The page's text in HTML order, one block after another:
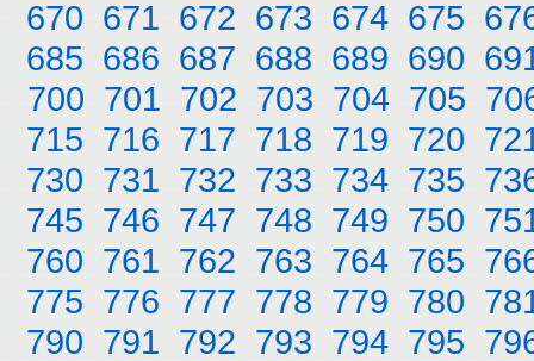
670 671 672 673 674 675
685 686 687 688 689 690
700 701 702 703 704 705
715 716 717 718 719 720
730 731 732 733 734 735
745 746 747 748 749 750
760 761 762 763 764 765
775 776 777 778 779 780
790 791 792 793 794 795